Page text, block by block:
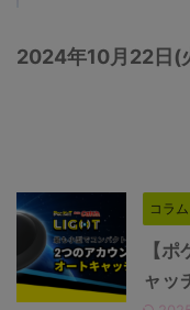
2024年10月22日
コラム
【
ャッ